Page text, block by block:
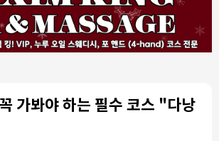
가봐야 하는 필수 코스 "다낭